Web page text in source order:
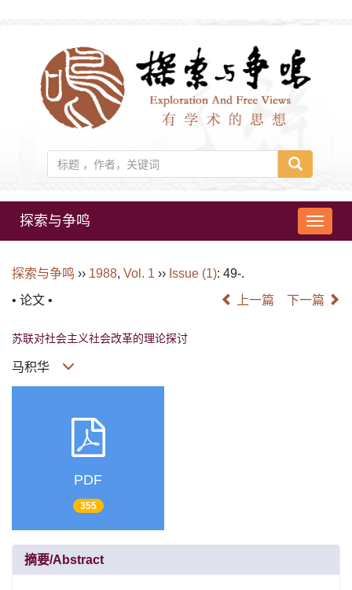
导
航
探索与争鸣
探索与争鸣 ›› 1988, Vol. 1 ›› Issue (1): 49-.
• 论文 •
上一篇 下一篇
苏联对社会主义社会改革的理论探讨
马积华
PDF
355
摘要/Abstract